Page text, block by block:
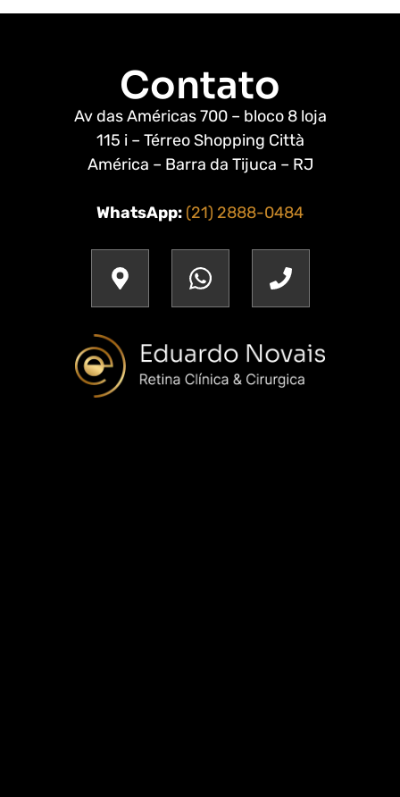
Contato
Av das Américas 700 – bloco 8 loja
115 i – Térreo Shopping Città
América – Barra da Tijuca – RJ
WhatsApp: (21) 2888-0484